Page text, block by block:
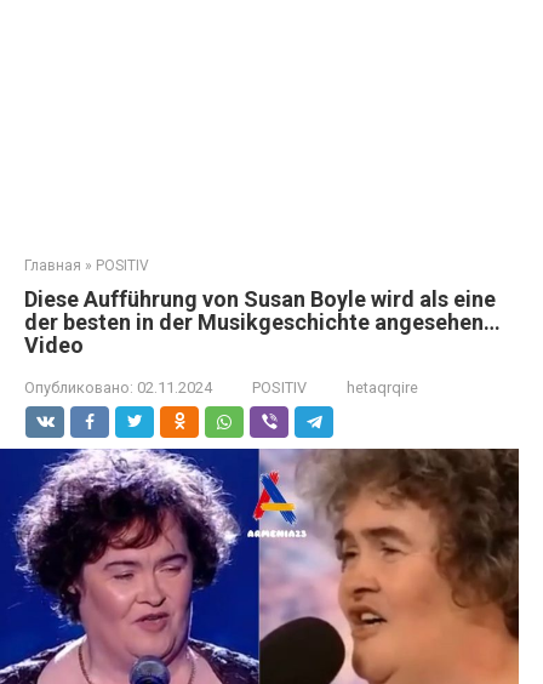
Главная » POSITIV
Diese Aufführung von Susan Boyle wird als eine
der besten in der Musikgeschichte angesehen…
Video
Опубликовано: 02.11.2024 POSITIV hetaqrqire